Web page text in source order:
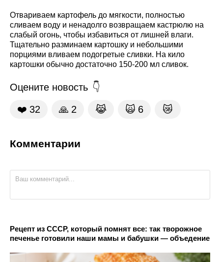
Отвариваем картофель до мягкости, полностью
сливаем воду и ненадолго возвращаем кастрюлю на
слабый огонь, чтобы избавиться от лишней влаги.
Тщательно разминаем картошку и небольшими
порциями вливаем подогретые сливки. На кило
картошки обычно достаточно 150-200 мл сливок.
Оцените новость
❤️ 32 🙏 2 😹 🙀 6 😿
Комментарии
Рецепт из СССР, который помнят все: так творожное
печенье готовили наши мамы и бабушки — объедение